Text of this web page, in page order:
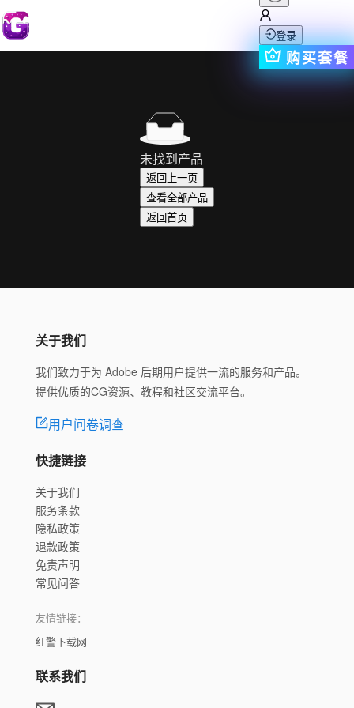
登录
购买套餐
未找到产品
返回上一页
查看全部产品
返回首页
关于我们
我们致力于为 Adobe 后期用户提供一流的服务和产品。
提供优质的CG资源、教程和社区交流平台。
用户问卷调查
快捷链接
关于我们
服务条款
隐私政策
退款政策
免责声明
常见问答
友情链接：
红警下载网
联系我们